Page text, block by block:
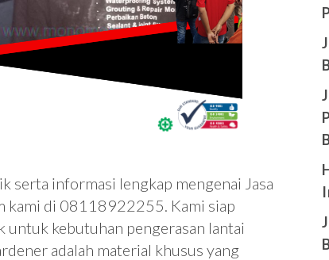
serta informasi lengkap mengenai Jasa
kami di 08118922255. Kami siap
kebutuhan pengerasan lantai
adalah material khusus yang